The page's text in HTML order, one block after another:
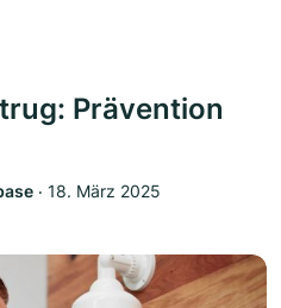
Prävention
‧ 18. März 2025